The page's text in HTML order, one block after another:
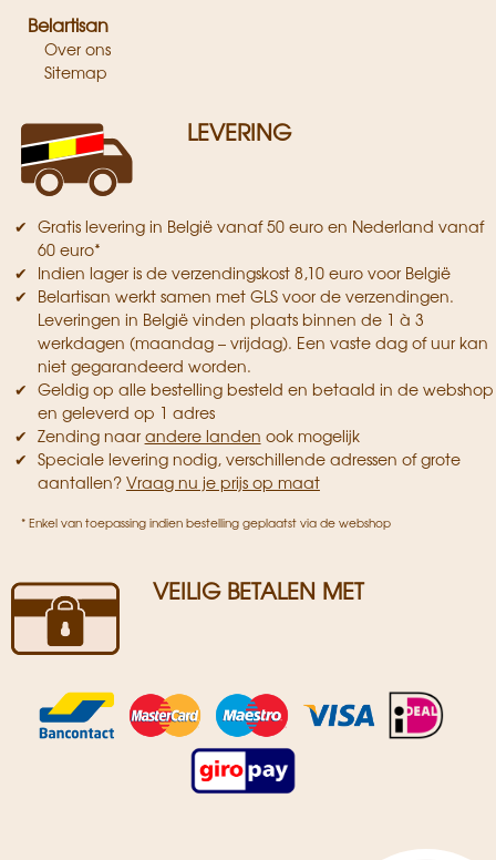
Belartisan
Over ons
Sitemap
LEVERING
Gratis levering in België vanaf 50 euro en Nederland vanaf
60 euro*
Indien lager is de verzendingskost 8,10 euro voor België
Belartisan werkt samen met GLS voor de verzendingen.
Leveringen in België vinden plaats binnen de 1 à 3
werkdagen (maandag – vrijdag). Een vaste dag of uur kan
niet gegarandeerd worden.
Geldig op alle bestelling besteld en betaald in de webshop
en geleverd op 1 adres
Zending naar andere landen ook mogelijk
Speciale levering nodig, verschillende adressen of grote
aantallen? Vraag nu je prijs op maat
* Enkel van toepassing indien bestelling geplaatst via de webshop
VEILIG BETALEN MET